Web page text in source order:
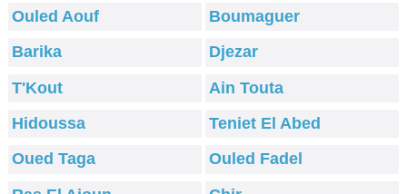
Ouled Aouf
Boumaguer
Barika
Djezar
T'Kout
Ain Touta
Hidoussa
Teniet El Abed
Oued Taga
Ouled Fadel